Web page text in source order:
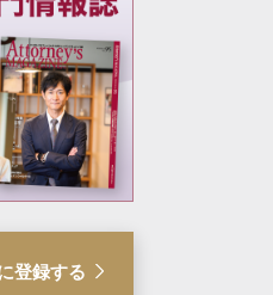
ま
登録する